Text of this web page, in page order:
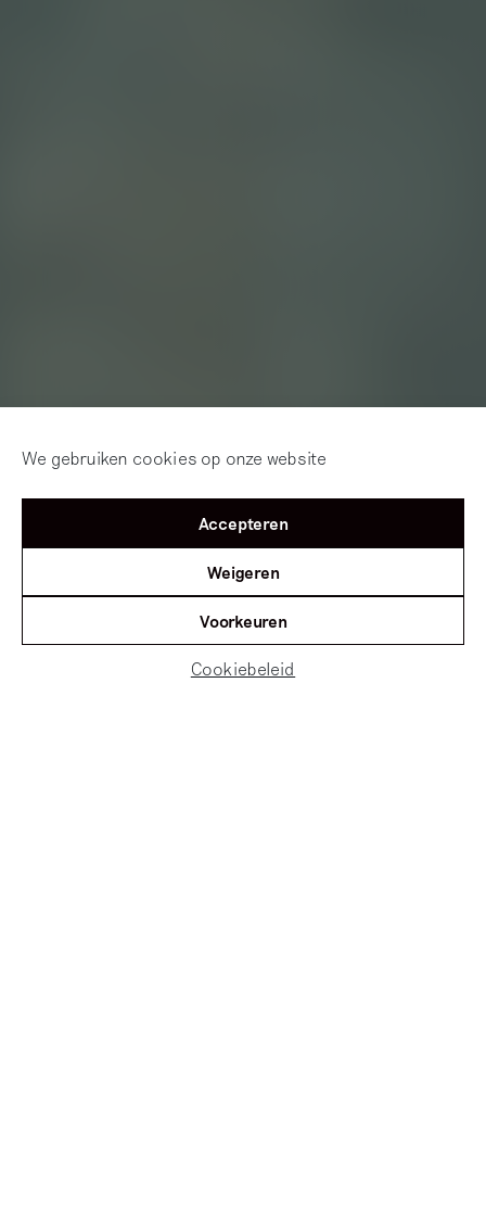
We gebruiken cookies op onze website
Accepteren
Weigeren
Voorkeuren
Cookiebeleid